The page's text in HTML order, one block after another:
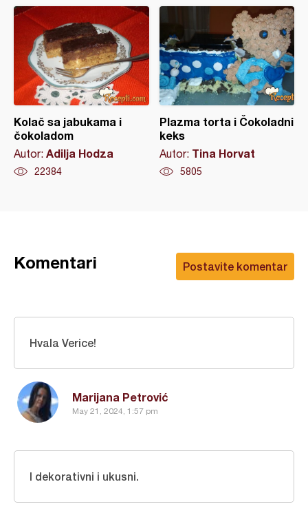
Kolač sa jabukama i
čokoladom
Autor: Adilja Hodza
22384
Plazma torta i Čokoladni
keks
Autor: Tina Horvat
5805
Postavite komentar
Komentari
Marijana Petrović
May 21, 2024, 1:57 pm
Hvala Verice!
I dekorativni i ukusni.